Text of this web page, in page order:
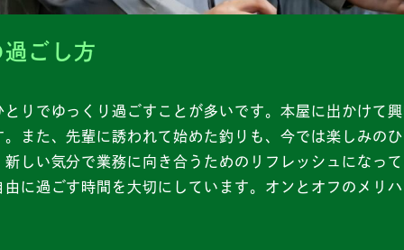
ごし方
りでゆっくり過ごすことが多いです。本屋に出かけて
。また、先輩に誘われて始めた釣りも、今では楽しみの
しい気分で業務に向き合うためのリフレッシュになっ
由に過ごす時間を大切にしています。オンとオフのメリ